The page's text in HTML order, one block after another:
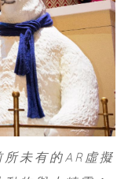
未有的AR虛擬